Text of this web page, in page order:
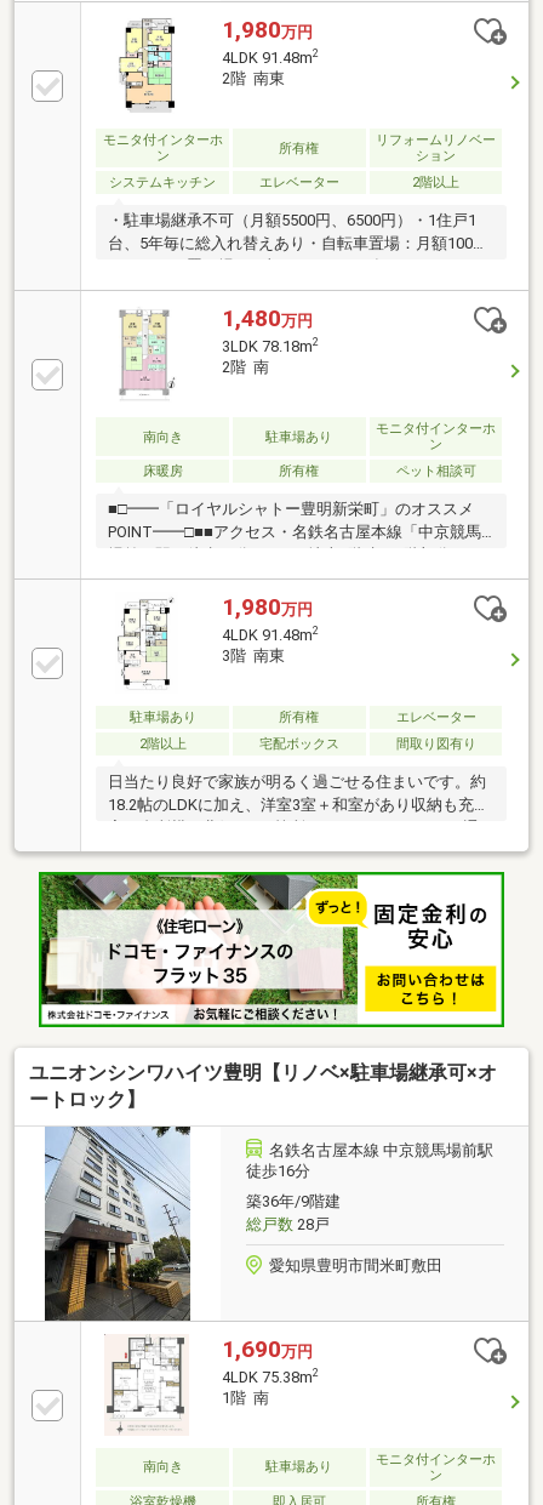
1,980万円
4LDK 91.48m2
2階 南東
モニタ付インターホ
ン
所有権
リフォームリノベー
ション
システムキッチン
エレベーター 2階以上
・駐車場継承不可（月額5500円、6500円）・1住戸1
台、5年毎に総入れ替えあり・自転車置場：月額100
ム＞・キッチン交換・ユニットバス交換・洗面台交
換・畳表替え・フローリング貼替（LDK、廊下）・ク
ッションフロア貼替（洗面所）・クロス張替え（トイ
レ以外）
1,480万円
3LDK 78.18m2
2階 南
南向き 駐車場あり
モニタ付インターホ
ン
床暖房
所有権 ペット相談可
■□━━「ロイヤルシャトー豊明新栄町」のオススメ
POINT━━□■■アクセス・名鉄名古屋本線「中京競馬
「3LDK」の南向き住戸。■LDKは約17.2帖、隣接する
和室と一体利用が可能。■洋室(約6.5帖)に床暖房が搭
載されています。■空間を有効活用できる、クローゼ
ットや玄関収納有。■2025年キッチンコンロ・給湯器
交換済みです。■大切なペットと暮らせます(規約制限
有)。■周辺環境・ファミリーマート豊明新栄町店 徒
歩2分(約100m)・アオキスーパー前後店 徒歩4分(約
300m)・豊明市立舘小学校 徒歩7分(約550m)
1,980万円
4LDK 91.48m2
3階 南東
駐車場あり 所有権
エレベーター
2階以上
宅配ボックス 間取り図有り
日当たり良好で家族が明るく過ごせる住まいです。約
18.2帖のLDKに加え、洋室3室＋和室があり収納も充
風や利便性も良好です。ご家族での新生活やリフォー
ム検討にもおすすめの物件です！＜2026年7月 リフォ
ーム＞・キッチン交換・ユニットバス交換・洗面台交
換・畳表替え・フローリング貼替（LDK、廊下）・ク
ロス張替え
ユニオンシンワハイツ豊明【リノベ×駐車場継承可×オ
ートロック】
名鉄名古屋本線 中京競馬場前駅
徒歩16分
築36年/9階建
総戸数28戸
愛知県豊明市間米町敷田
1,690万円
4LDK 75.38m2
1階 南
南向き 駐車場あり
モニタ付インターホ
ン